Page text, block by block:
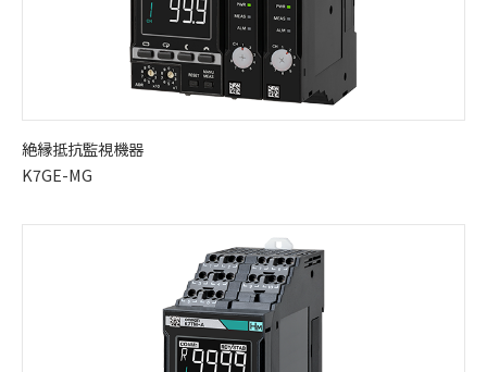
絶縁抵抗監視機器
K7GE-MG